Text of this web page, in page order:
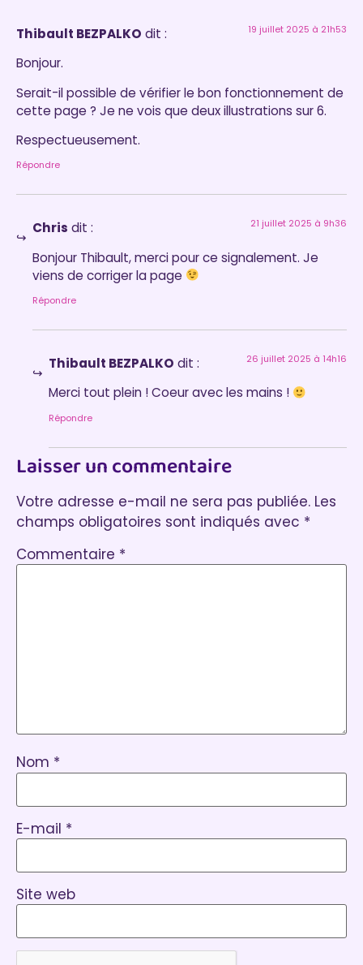
Thibault BEZPALKO dit : 19 juillet 2025 à 21h53
Bonjour.
Serait-il possible de vérifier le bon fonctionnement de
cette page ? Je ne vois que deux illustrations sur 6.
Respectueusement.
Répondre
Chris dit : 21 juillet 2025 à 9h36
Bonjour Thibault, merci pour ce signalement. Je
viens de corriger la page
Répondre
Thibault BEZPALKO dit : 26 juillet 2025 à 14h16
Merci tout plein ! Coeur avec les mains !
Répondre
Laisser un commentaire
Votre adresse e-mail ne sera pas publiée. Les
champs obligatoires sont indiqués avec *
Commentaire *
Nom *
E-mail *
Site web